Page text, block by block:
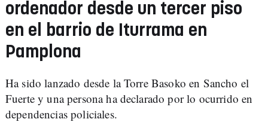
ordenador desde un tercer piso
en el barrio de Iturrama en
Pamplona
Ha sido lanzado desde la Torre Basoko en Sancho el
Fuerte y una persona ha declarado por lo ocurrido en
dependencias policiales.